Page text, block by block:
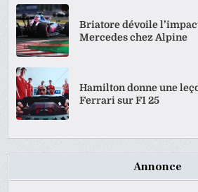
Briatore dévoile
Mercedes chez Alpine
Hamilton donne une
Ferrari sur F1 25
Annonce